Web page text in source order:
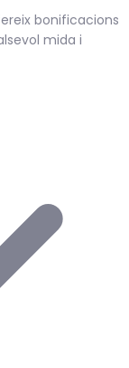
bonificacions
mida i